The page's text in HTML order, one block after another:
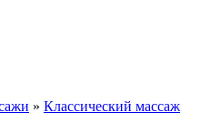
» Классический массаж